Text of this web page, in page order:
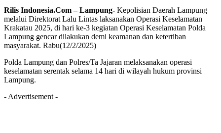
Rilis Indonesia.Com – Lampung- Kepolisian Daerah Lampung
melalui Direktorat Lalu Lintas laksanakan Operasi Keselamatan
Krakatau 2025, di hari ke-3 kegiatan Operasi Keselamatan Polda
Lampung gencar dilakukan demi keamanan dan ketertiban
masyarakat. Rabu(12/2/2025)
Polda Lampung dan Polres/Ta Jajaran melaksanakan operasi
keselamatan serentak selama 14 hari di wilayah hukum provinsi
Lampung.
- Advertisement -